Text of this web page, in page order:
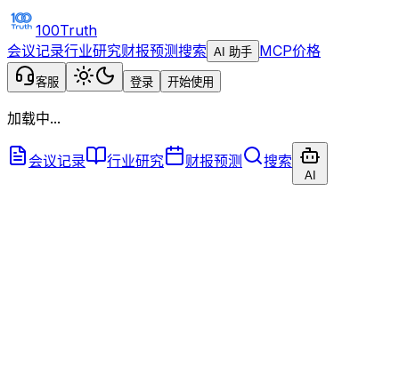
100Truth
会议记录行业研究财报预测搜索 AI 助手 MCP价格
客服 登录 开始使用
加载中...
会议记录 行业研究 财报预测 搜索
AI